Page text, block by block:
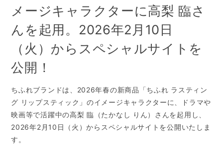
メージキャラクターに高梨 臨さ
んを起用。2026年2月10日
（火）からスペシャルサイトを
公開！
ちふれブランドは、2026年春の新商品「ちふれ ラスティン
グ リップスティック」のイメージキャラクターに、ドラマや
映画等で活躍中の高梨 臨（たかなし りん）さんを起用し、
2026年2月10日（火）からスペシャルサイトを公開いたしま
す。